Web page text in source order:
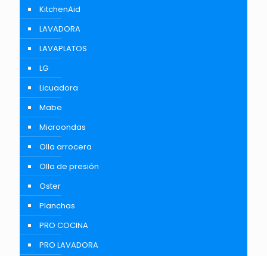
KitchenAid
LAVADORA
LAVAPLATOS
LG
Licuadora
Mabe
Microondas
Olla arrocera
Olla de presión
Oster
Planchas
PRO COCINA
PRO LAVADORA